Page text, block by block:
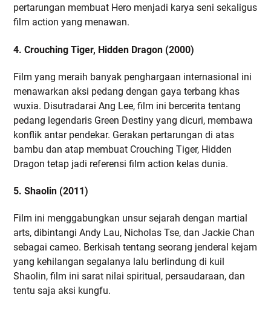
pertarungan membuat Hero menjadi karya seni sekaligus
film action yang menawan.
4. Crouching Tiger, Hidden Dragon (2000)
Film yang meraih banyak penghargaan internasional ini
menawarkan aksi pedang dengan gaya terbang khas
wuxia. Disutradarai Ang Lee, film ini bercerita tentang
pedang legendaris Green Destiny yang dicuri, membawa
konflik antar pendekar. Gerakan pertarungan di atas
bambu dan atap membuat Crouching Tiger, Hidden
Dragon tetap jadi referensi film action kelas dunia.
5. Shaolin (2011)
Film ini menggabungkan unsur sejarah dengan martial
arts, dibintangi Andy Lau, Nicholas Tse, dan Jackie Chan
sebagai cameo. Berkisah tentang seorang jenderal kejam
yang kehilangan segalanya lalu berlindung di kuil
Shaolin, film ini sarat nilai spiritual, persaudaraan, dan
tentu saja aksi kungfu.